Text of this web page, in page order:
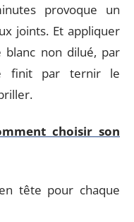
provoque un
joints. Et appliquer
blanc non dilué, par
finit par ternir le
choisir son
tête pour chaque